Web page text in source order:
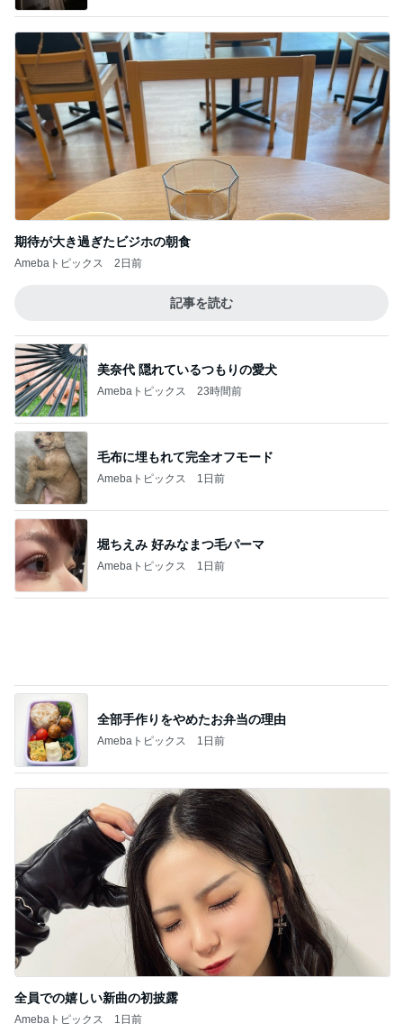
期待が大き過ぎたビジホの朝食
Amebaトピックス 2日前
記事を読む
Amebaトピックス 23時間前
毛布に埋もれて完全オフモード
Amebaトピックス 1日前
堀ちえみ 好みなまつ毛パーマ
Amebaトピックス 1日前
全部手作りをやめたお弁当の理由
Amebaトピックス 1日前
全員での嬉しい新曲の初披露
Amebaトピックス 1日前
記事を読む
ひいじいちゃんに会いに行った次男
Amebaトピックス 1日前